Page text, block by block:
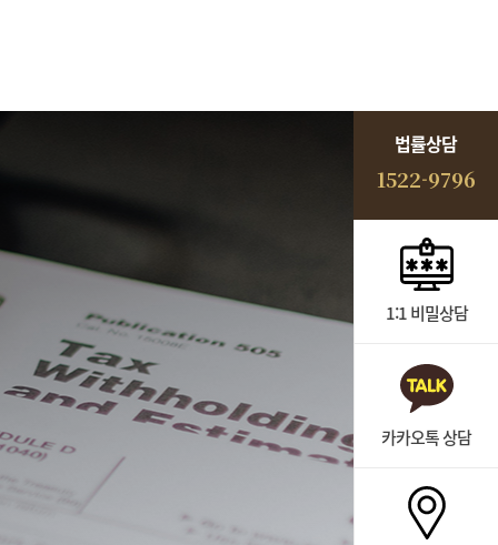
법률상담
1522-9796
1:1 비밀상담
카카오톡 상담